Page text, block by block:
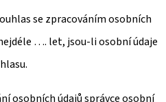
se zpracováním osobních
…. let, jsou-li osobní údaje
osobních údajů správce osobní